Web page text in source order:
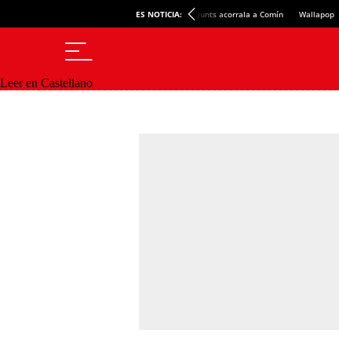
ES NOTICIA: Junts acorrala a Comín Wallapop
Leer en Castellano